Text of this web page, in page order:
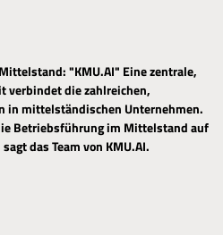
"KMU.AI" Eine zentrale,
verbindet die zahlreichen,
in mittelständischen Unternehmen.
Betriebsführung im Mittelstand auf
das Team von KMU.AI.